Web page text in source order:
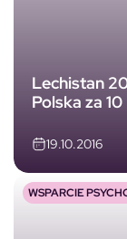
Lechistan
Polska za
19.10.2016
WSPARCIE